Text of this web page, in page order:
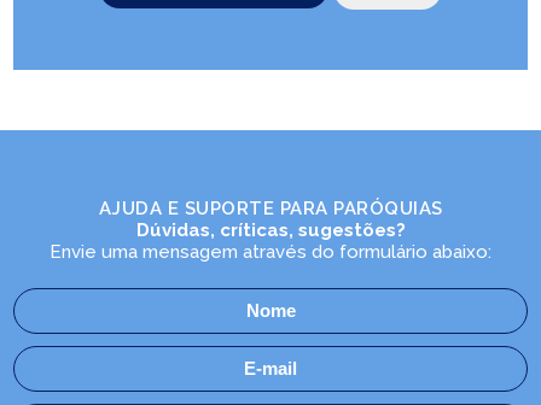
AJUDA E SUPORTE PARA PARÓQUIAS
Dúvidas, críticas, sugestões?
Envie uma mensagem através do formulário abaixo: